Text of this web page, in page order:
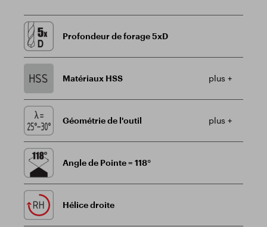
Profondeur de forage 5xD
Matériaux HSS plus +
Géométrie de l'outil plus +
Angle de Pointe = 118°
Hélice droite